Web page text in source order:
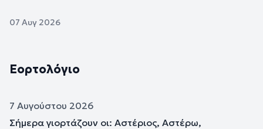
07 Αυγ 2026
Εορτολόγιο
7 Αυγούστου 2026
Σήμερα γιορτάζουν οι: Αστέριος, Αστέρω,